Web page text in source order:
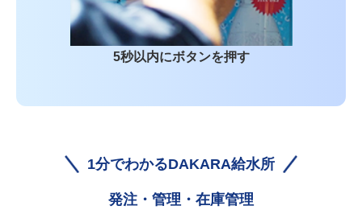
5秒以内にボタンを押す
1分でわかるDAKARA給水所
発注・管理・在庫管理